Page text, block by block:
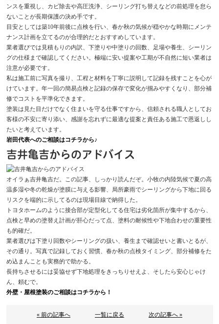
ンスを重視し、カビ除去や高圧洗浄、シーリング打ち替えなどの前処理を怠ら
ないことが長期保護の決め手です。
目安としては築10年前後に点検を行い、春か秋の気候が穏やかな時期にメンテ
ナンス計画を立てるのが合理的だとおすすめしています。
業者選びでは見積もりの内訳、下塗りや中塗りの回数、足場や養生、シーリン
グの仕様まで確認してください。極端に安い提案や工期が不自然に短い業者は
注意が必要です。
私は施工前に写真を撮り、工程と材料を丁寧に説明して記録を残すことを心が
けています。年一回の簡易点検と記録の保存で変化が掴みやすくなり、部分補
修でコストを平準化できます。
塗装は見た目だけでなく住まいを守る仕事ですから、信頼される職人としてお
客様の不安に寄り添い、感謝を忘れずに最適な提案と責任ある施工で恩返しし
たいと考えています。
岩田代表へのご相談はコチラから♪
吉井亀吉からのアドバイス
オイラぁ吉井亀吉だ。この記事、しっかり読んだぞ。小牧の内陸気候で夏の高
温多湿や冬の乾燥が塗膜に与える影響、局所豪雨でシーリングから下地に回る
リスクを端的に示してるのは現場目線で納得した。
トヨタホームのように接合部が定型化してる住宅は劣化箇所が集中するから、
点検と早めの塗替え計画が肝心だって点、塗料の耐候性や下地合わせの重要性
も的確だ。
業者選びは下塗り回数やシーリングの扱い、養生まで確認せいと書いとるが、
その通り。写真で記録しておく習慣、春か秋の点検タイミング、部分補修をた
め込まんことも実務的で助かる。
長持ちさせるには妥協せず下地処理をきっちりせえよ、そしたら安心じゃけ
ん、頼むで。
外壁・屋根塗装のご相談はコチラから！
« 前の記事へ 一覧に戻る 次の記事へ »